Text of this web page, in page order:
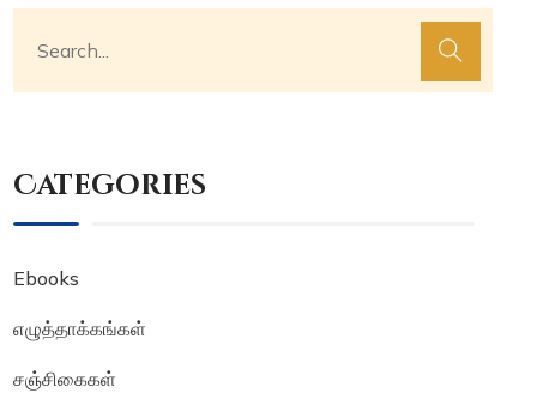
Categories
Ebooks
எழுத்தாக்கங்கள்
சஞ்சிகைகள்